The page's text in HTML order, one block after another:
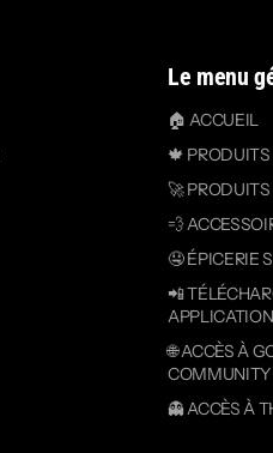
Le menu
🏠 ACCUEIL
🍁
🚀
💨
🤤 ÉPICERIE
📲
🌐 ACCÈS À
COMMUNITY
👻 ACCÈS À